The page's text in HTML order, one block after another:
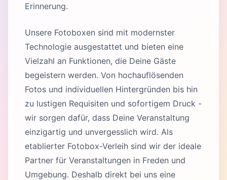
Erinnerung.
Unsere Fotoboxen sind mit modernster
Technologie ausgestattet und bieten eine
Vielzahl an Funktionen, die Deine Gäste
begeistern werden. Von hochauflösenden
Fotos und individuellen Hintergründen bis hin
zu lustigen Requisiten und sofortigem Druck -
wir sorgen dafür, dass Deine Veranstaltung
einzigartig und unvergesslich wird. Als
etablierter Fotobox-Verleih sind wir der ideale
Partner für Veranstaltungen in Freden und
Umgebung. Deshalb direkt bei uns eine